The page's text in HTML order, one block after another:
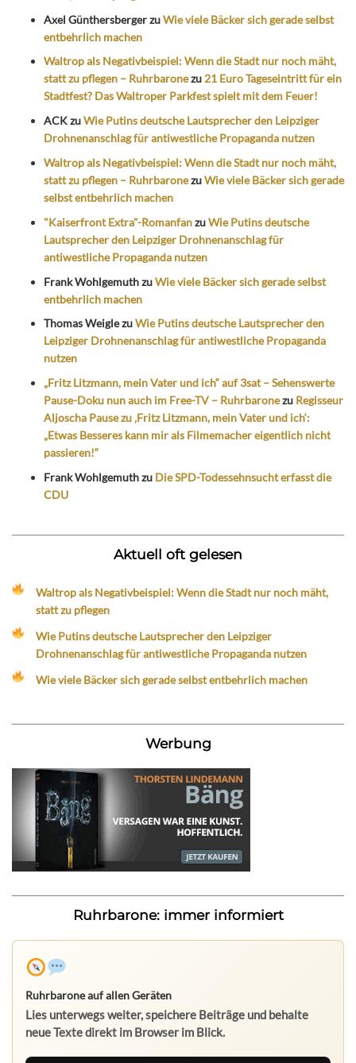
Axel GünthersbergerzuWie viele Bäcker sich gerade selbst
entbehrlich machen
Waltrop als Negativbeispiel: Wenn die Stadt nur noch mäht,
statt zu pflegen – Ruhrbaronezu 21 Euro Tageseintritt für ein
Stadtfest? Das Waltroper Parkfest spielt mit dem Feuer!
ACKzuWie Putins deutsche Lautsprecher den Leipziger
Drohnenanschlag für antiwestliche Propaganda nutzen
Waltrop als Negativbeispiel: Wenn die Stadt nur noch mäht,
statt zu pflegen – RuhrbaronezuWie viele Bäcker sich gerade
selbst entbehrlich machen
"Kaiserfront Extra"-RomanfanzuWie Putins deutsche
Lautsprecher den Leipziger Drohnenanschlag für
antiwestliche Propaganda nutzen
Frank WohlgemuthzuWie viele Bäcker sich gerade selbst
entbehrlich machen
Thomas WeiglezuWie Putins deutsche Lautsprecher den
Leipziger Drohnenanschlag für antiwestliche Propaganda
nutzen
„Fritz Litzmann, mein Vater und ich“ auf 3sat – Sehenswerte
Pause-Doku nun auch im Free-TV – Ruhrbaronezu Regisseur
Aljoscha Pause zu ‚Fritz Litzmann, mein Vater und ich‘:
„Etwas Besseres kann mir als Filmemacher eigentlich nicht
passieren!“
Frank Wohlgemuthzu Die SPD-Todessehnsucht erfasst die
CDU
Aktuell oft gelesen
Waltrop als Negativbeispiel: Wenn die Stadt nur noch mäht,
statt zu pflegen
Wie Putins deutsche Lautsprecher den Leipziger
Drohnenanschlag für antiwestliche Propaganda nutzen
Wie viele Bäcker sich gerade selbst entbehrlich machen
Werbung
Ruhrbarone: immer informiert
Ruhrbarone auf allen Geräten
Lies unterwegs weiter, speichere Beiträge und behalte
neue Texte direkt im Browser im Blick.